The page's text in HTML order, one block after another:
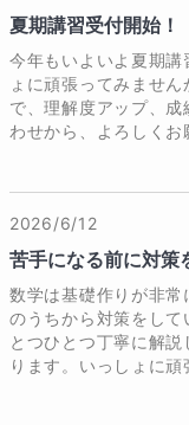
この経験は自信と
で、生徒の皆さん
す。
この経験・思いが
県内トップレベル
のうちは受験勉強
ースで頑張ってい
【フレキシブル複
お申込みいただい
指導が可能です。
コース変更のお
ンジの対応をいた
科目変更方法は、
お伝えいただくの
授業料の変更もな
せていただきます
（中学→高校への
なります。）
夏期講習受付開始！
今年もいよいよ夏期
ょに頑張ってみませ
で、理解度アップ、
わせから、よろしくお
2026/6/12
苦手になる前に対策
数学は基礎作りが非
のうちから対策をし
とつひとつ丁寧に解
ります。いっしょに頑